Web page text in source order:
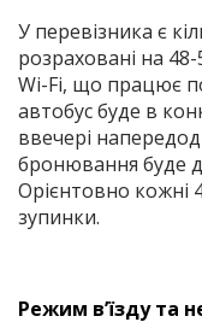
У перевізника є
розраховані на
Wi-Fi, що працює
автобус буде в
ввечері
бронювання буде
Орієнтовно кожні
зупинки.
Режим в’їзду та